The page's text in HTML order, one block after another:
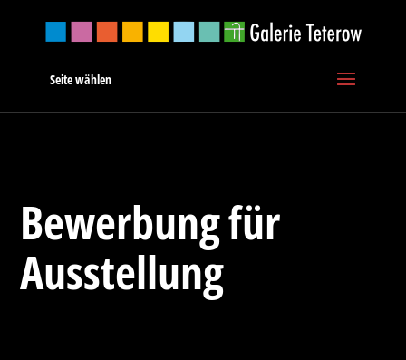
Seite wählen
Bewerbung für
Ausstellung